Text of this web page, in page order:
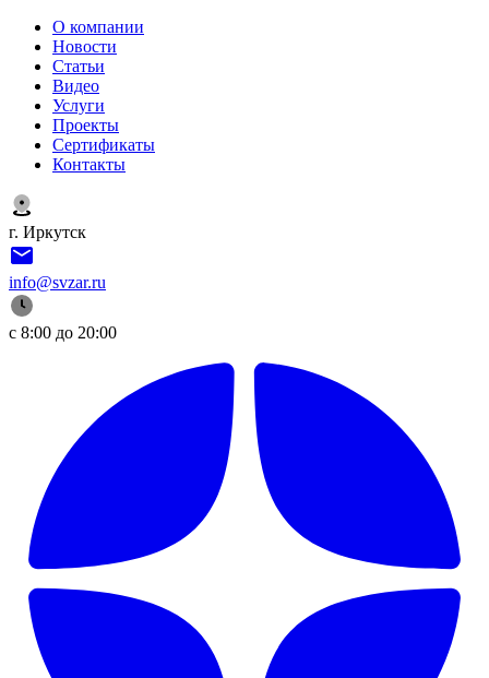
О компании
Новости
Статьи
Видео
Услуги
Проекты
Сертификаты
Контакты
г. Иркутск
info@svzar.ru
с 8:00 до 20:00